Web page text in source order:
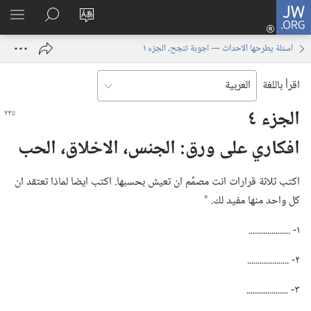
JW.ORG
تغيير
الموقع
تسجيل
الدخول
نافذة
البحث
في
JW.‎ORG
اسئلة يطرحها الاحداث — اجوبة تنجح، الجزء ١
اقرأ باللغة
الجزء ٤
افكاري على ورق:‏ الجنس،‏ الاخلاق،‏ الحب
اكتب ثلاثة قرارات انت مصمِّم ان تعيش بحسبها.‏ اكتب ايضا لماذا تعتقد ان
كل واحد منها مفيد لك.‏ a
١-‏ .‏.‏.‏.‏.‏.‏.‏.‏.‏.‏.‏.‏.‏.‏.‏.‏.‏.‏.‏.‏
٢-‏ .‏.‏.‏.‏.‏.‏.‏.‏.‏.‏.‏.‏.‏.‏.‏.‏.‏.‏.‏.‏
٣-‏ .‏.‏.‏.‏.‏.‏.‏.‏.‏.‏.‏.‏.‏.‏.‏.‏.‏.‏.‏.‏